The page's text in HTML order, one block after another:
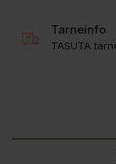
Tarneinfo
TASUTA